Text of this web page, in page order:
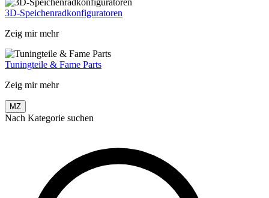
3D-Speichenradkonfiguratoren
Zeig mir mehr
Tuningteile & Fame Parts
Zeig mir mehr
MZ
Nach Kategorie suchen